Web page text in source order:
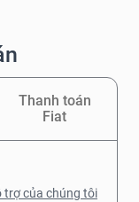
Thanh toán
Fiat
trợ của chúng tôi